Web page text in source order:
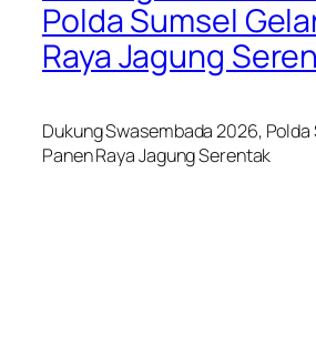
Polda Sumsel
Raya Jagung
Dukung Swasembada 2026, Polda
Panen Raya Jagung Serentak